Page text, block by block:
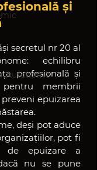
Autonome
și
din 5 stele.
secretul nr 20 al
echilibru
profesională și
membrii
epuizarea
deși pot aduce
pot fi
de epuizare a
nu se pune